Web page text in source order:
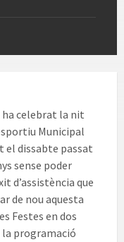
ha celebrat la nit
Municipal
el dissabte passat
sense poder
d’assistència que
de nou aquesta
Festes en dos
la programació